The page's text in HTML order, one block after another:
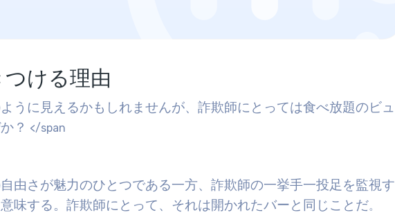
ける理由
うに見えるかもしれませんが、詐欺師にとっては食べ放題のビュ
？ </span
由さが魅力のひとつである一方、詐欺師の一挙手一投足を監視す
味する。詐欺師にとって、それは開かれたバーと同じことだ。